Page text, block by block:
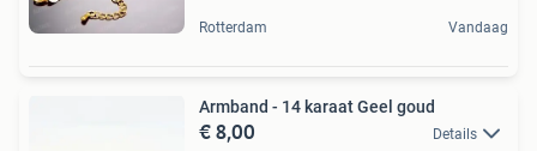
Rotterdam Vandaag
Armband - 14 karaat Geel goud
€ 8,00 Details